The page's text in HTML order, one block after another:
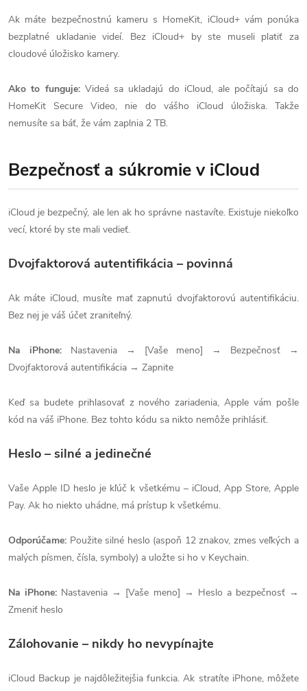
Ak máte bezpečnostnú kameru s HomeKit, iCloud+ vám ponúka
bezplatné ukladanie videí. Bez iCloud+ by ste museli platiť za
cloudové úložisko kamery.
Ako to funguje:Videá sa ukladajú do iCloud, ale počítajú sa do
HomeKit Secure Video, nie do vášho iCloud úložiska. Takže
nemusíte sa báť, že vám zaplnia 2 TB.
Bezpečnosť a súkromie v iCloud
iCloud je bezpečný, ale len ak ho správne nastavíte. Existuje niekoľko
vecí, ktoré by ste mali vedieť.
Dvojfaktorová autentifikácia – povinná
Ak máte iCloud, musíte mať zapnutú dvojfaktorovú autentifikáciu.
Bez nej je váš účet zraniteľný.
Na iPhone:Nastavenia → [Vaše meno] → Bezpečnosť →
Dvojfaktorová autentifikácia → Zapnite
Keď sa budete prihlasovať z nového zariadenia, Apple vám pošle
kód na váš iPhone. Bez tohto kódu sa nikto nemôže prihlásiť.
Heslo – silné a jedinečné
Vaše Apple ID heslo je kľúč k všetkému – iCloud, App Store, Apple
Pay. Ak ho niekto uhádne, má prístup k všetkému.
Odporúčame: Použite silné heslo (aspoň 12 znakov, zmes veľkých a
malých písmen, čísla, symboly) a uložte si ho v Keychain.
Na iPhone: Nastavenia → [Vaše meno] → Heslo a bezpečnosť →
Zmeniť heslo
Zálohovanie – nikdy ho nevypínajte
iCloud Backup je najdôležitejšia funkcia. Ak stratíte iPhone, môžete